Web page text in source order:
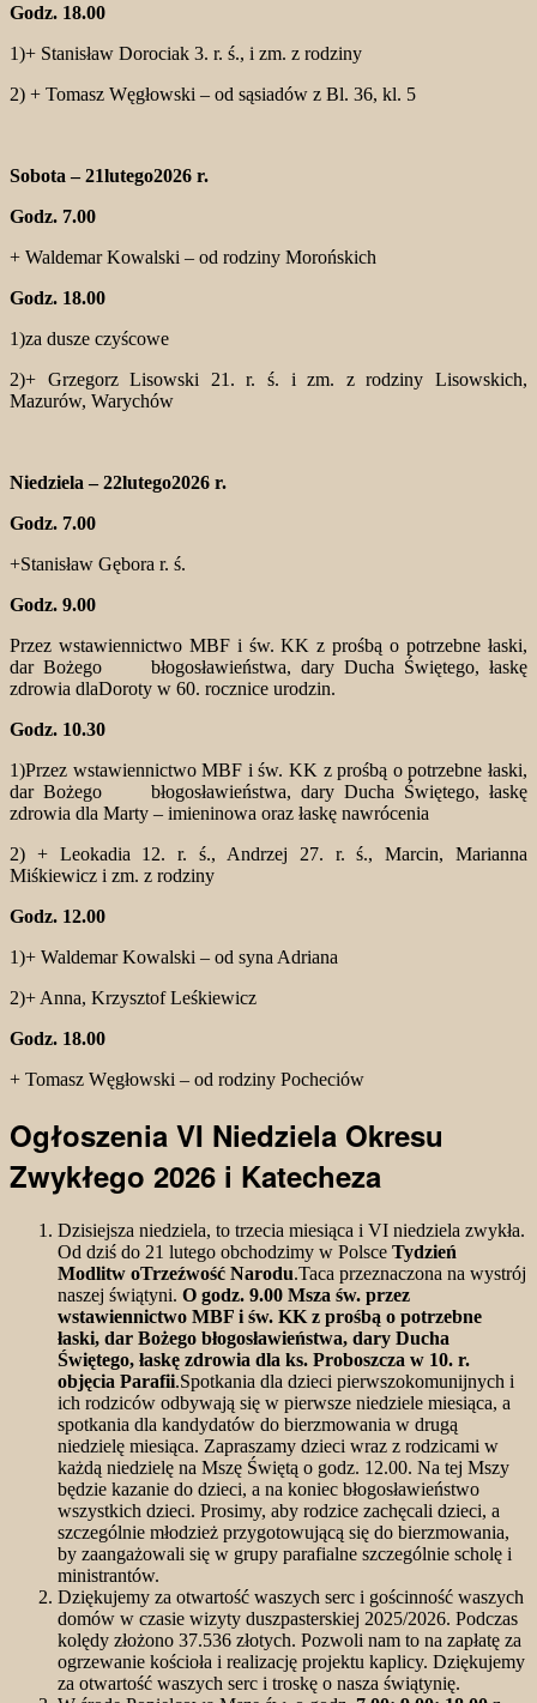
Godz. 18.00
1)+ Stanisław Dorociak 3. r. ś., i zm. z rodziny
2) + Tomasz Węgłowski – od sąsiadów z Bl. 36, kl. 5
Sobota – 21lutego2026 r.
Godz. 7.00
+ Waldemar Kowalski – od rodziny Morońskich
Godz. 18.00
1)za dusze czyścowe
2)+ Grzegorz Lisowski 21. r. ś. i zm. z rodziny Lisowskich,
Mazurów, Warychów
Niedziela – 22lutego2026 r.
Godz. 7.00
+Stanisław Gębora r. ś.
Godz. 9.00
Przez wstawiennictwo MBF i św. KK z prośbą o potrzebne łaski,
dar Bożego błogosławieństwa, dary Ducha Świętego, łaskę
zdrowia dlaDoroty w 60. rocznice urodzin.
Godz. 10.30
1)Przez wstawiennictwo MBF i św. KK z prośbą o potrzebne łaski,
dar Bożego błogosławieństwa, dary Ducha Świętego, łaskę
zdrowia dla Marty – imieninowa oraz łaskę nawrócenia
2) + Leokadia 12. r. ś., Andrzej 27. r. ś., Marcin, Marianna
Miśkiewicz i zm. z rodziny
Godz. 12.00
1)+ Waldemar Kowalski – od syna Adriana
2)+ Anna, Krzysztof Leśkiewicz
Godz. 18.00
+ Tomasz Węgłowski – od rodziny Pocheciów
Ogłoszenia VI Niedziela Okresu
Zwykłego 2026 i Katecheza
Dzisiejsza niedziela, to trzecia miesiąca i VI niedziela zwykła.
Od dziś do 21 lutego obchodzimy w Polsce Tydzień
Modlitw oTrzeźwość Narodu.Taca przeznaczona na wystrój
naszej świątyni. O godz. 9.00 Msza św. przez
wstawiennictwo MBF i św. KK z prośbą o potrzebne
łaski, dar Bożego błogosławieństwa, dary Ducha
Świętego, łaskę zdrowia dla ks. Proboszcza w 10. r.
objęcia Parafii.Spotkania dla dzieci pierwszokomunijnych i
ich rodziców odbywają się w pierwsze niedziele miesiąca, a
spotkania dla kandydatów do bierzmowania w drugą
niedzielę miesiąca. Zapraszamy dzieci wraz z rodzicami w
każdą niedzielę na Mszę Świętą o godz. 12.00. Na tej Mszy
będzie kazanie do dzieci, a na koniec błogosławieństwo
wszystkich dzieci. Prosimy, aby rodzice zachęcali dzieci, a
szczególnie młodzież przygotowującą się do bierzmowania,
by zaangażowali się w grupy parafialne szczególnie scholę i
ministrantów.
Dziękujemy za otwartość waszych serc i gościnność waszych
domów w czasie wizyty duszpasterskiej 2025/2026. Podczas
kolędy złożono 37.536 złotych. Pozwoli nam to na zapłatę za
ogrzewanie kościoła i realizację projektu kaplicy. Dziękujemy
za otwartość waszych serc i troskę o nasza świątynię.